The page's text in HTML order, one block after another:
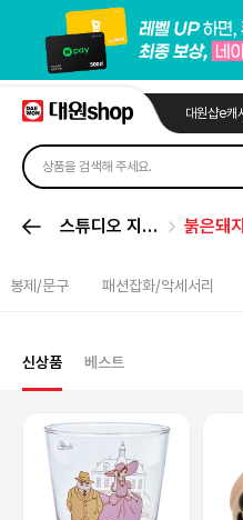
대원샵e캐
스튜디오 지브
붉은돼지
봉제/문구 패션잡화/악세서리
신상품 베스트